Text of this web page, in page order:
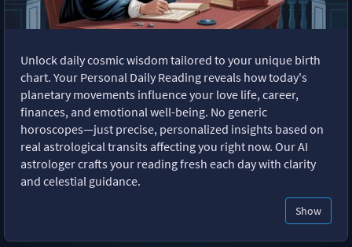
Unlock daily cosmic wisdom tailored to your unique birth
chart. Your Personal Daily Reading reveals how today's
planetary movements influence your love life, career,
finances, and emotional well-being. No generic
horoscopes—just precise, personalized insights based on
real astrological transits affecting you right now. Our AI
astrologer crafts your reading fresh each day with clarity
and celestial guidance.
Show